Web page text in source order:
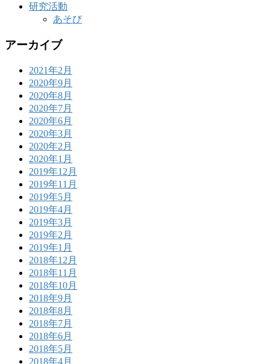
研究活動
あそび
アーカイブ
2021年2月
2020年9月
2020年8月
2020年7月
2020年6月
2020年3月
2020年2月
2020年1月
2019年12月
2019年11月
2019年5月
2019年4月
2019年3月
2019年2月
2019年1月
2018年12月
2018年11月
2018年10月
2018年9月
2018年8月
2018年7月
2018年6月
2018年5月
2018年4月